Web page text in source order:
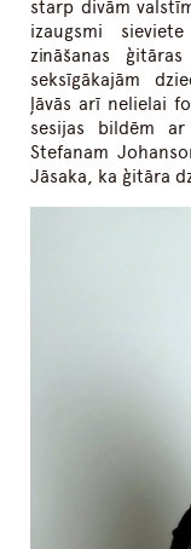
starp divām
izaugsmi
zināšanas
seksīgākajām
ļāvās arī nelielai
sesijas bildēm
Stefanam
Jāsaka, ka ģitāra